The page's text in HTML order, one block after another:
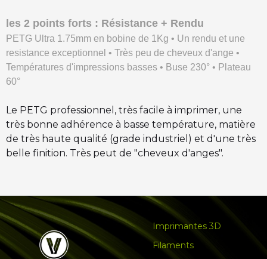
les 2 points forts : Résistance + Rendu
PETG Ultra 1.75mm en bobine de 1Kg • Un rendu et une
resistance exceptionnel • Très peu de cheveux d'ange •
Températures d'impressions basses • Buse 230° • Plateau
60°
Le PETG professionnel, très facile à imprimer, une
très bonne adhérence à basse température, matière
de très haute qualité (grade industriel) et d'une très
belle finition. Très peut de "cheveux d'anges".
Imprimantes 3D
Filaments